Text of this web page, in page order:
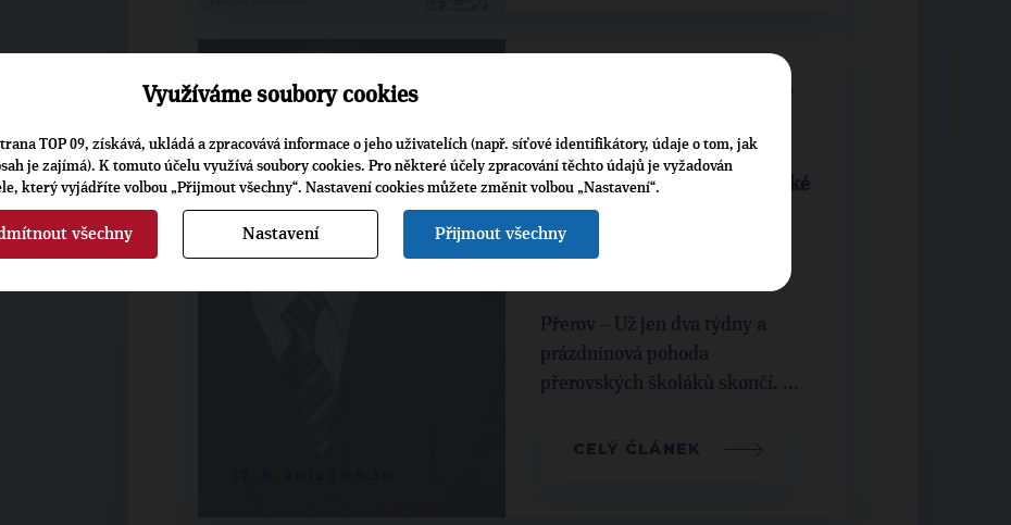
Školy se po roce dávají do
Nové šatny a nátěry, ale také
investice do počítačů. Přerovské
školy se připravují na začátek
roku
Přerov – Už jen dva týdny a
prázdninová pohoda
přerovských školáků skončí. ...
CELÝ ČLÁNEK
Využíváme soubory cookies
TOP 09, získává, ukládá a zpracovává informace o jeho uživatelích (např. síťové identifikátory, údaje o tom, jak
je zajímá). K tomuto účelu využívá soubory cookies. Pro některé účely zpracování těchto údajů je vyžadován
který vyjádříte volbou „Přijmout všechny“. Nastavení cookies můžete změnit volbou „Nastavení“.
všechny Nastavení Přijmout všechny